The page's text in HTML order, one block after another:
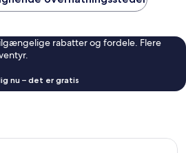
rabatter og fordele. Flere
nu – det er gratis